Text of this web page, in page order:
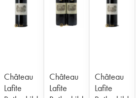
Château
Lafite
Château
Lafite
Château
Lafite